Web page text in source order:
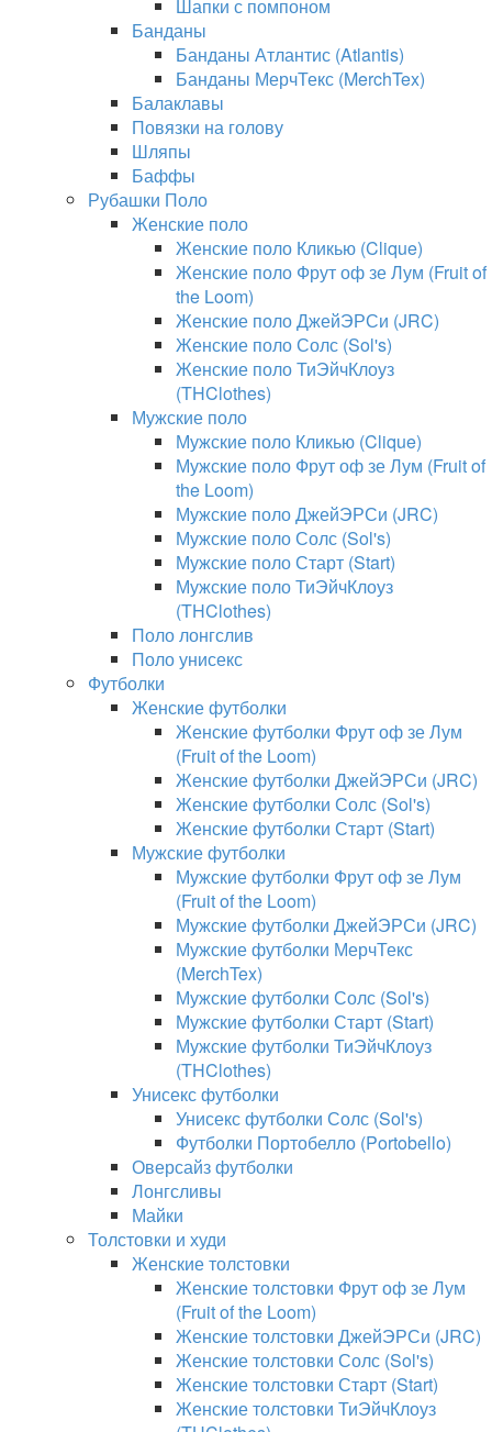
Шапки с помпоном
Банданы
Банданы Атлантис (Atlantis)
Банданы МерчТекс (MerchTex)
Балаклавы
Повязки на голову
Шляпы
Баффы
Рубашки Поло
Женские поло
Женские поло Кликью (Clique)
Женские поло Фрут оф зе Лум (Fruit of
the Loom)
Женские поло ДжейЭРСи (JRC)
Женские поло Солс (Sol's)
Женские поло ТиЭйчКлоуз
(THClothes)
Мужские поло
Мужские поло Кликью (Clique)
Мужские поло Фрут оф зе Лум (Fruit of
the Loom)
Мужские поло ДжейЭРСи (JRC)
Мужские поло Солс (Sol's)
Мужские поло Старт (Start)
Мужские поло ТиЭйчКлоуз
(THClothes)
Поло лонгслив
Поло унисекс
Футболки
Женские футболки
Женские футболки Фрут оф зе Лум
(Fruit of the Loom)
Женские футболки ДжейЭРСи (JRC)
Женские футболки Солс (Sol's)
Женские футболки Старт (Start)
Мужские футболки
Мужские футболки Фрут оф зе Лум
(Fruit of the Loom)
Мужские футболки ДжейЭРСи (JRC)
Мужские футболки МерчТекс
(MerchTex)
Мужские футболки Солс (Sol's)
Мужские футболки Старт (Start)
Мужские футболки ТиЭйчКлоуз
(THClothes)
Унисекс футболки
Унисекс футболки Солс (Sol's)
Футболки Портобелло (Portobello)
Оверсайз футболки
Лонгсливы
Майки
Толстовки и худи
Женские толстовки
Женские толстовки Фрут оф зе Лум
(Fruit of the Loom)
Женские толстовки ДжейЭРСи (JRC)
Женские толстовки Солс (Sol's)
Женские толстовки Старт (Start)
Женские толстовки ТиЭйчКлоуз